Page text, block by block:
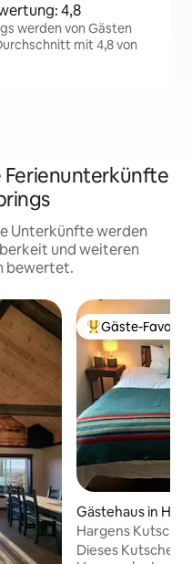
4,8
werden von Gästen
mit 4,8 von
Ferienunterkünfte
Unterkünfte werden
und weiteren
bewertet.
Beliebter Gäste-
Gäste-Favorit
Gästehaus in Hot
Hargens
Dieses